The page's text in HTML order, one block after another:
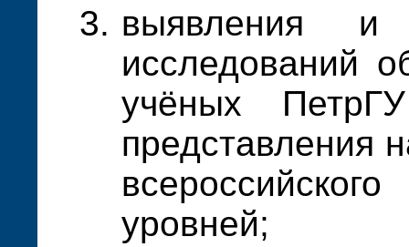
выявления и
исследований
учёных
представления
уровней;